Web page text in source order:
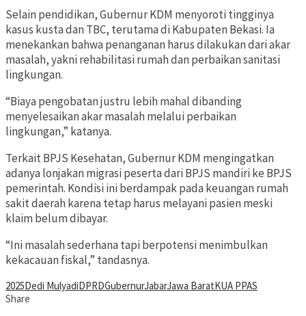
Selain pendidikan, Gubernur KDM menyoroti tingginya
kasus kusta dan TBC, terutama di Kabupaten Bekasi. Ia
menekankan bahwa penanganan harus dilakukan dari akar
masalah, yakni rehabilitasi rumah dan perbaikan sanitasi
lingkungan.
“Biaya pengobatan justru lebih mahal dibanding
menyelesaikan akar masalah melalui perbaikan
lingkungan,” katanya.
Terkait BPJS Kesehatan, Gubernur KDM mengingatkan
adanya lonjakan migrasi peserta dari BPJS mandiri ke BPJS
pemerintah. Kondisi ini berdampak pada keuangan rumah
sakit daerah karena tetap harus melayani pasien meski
klaim belum dibayar.
“Ini masalah sederhana tapi berpotensi menimbulkan
kekacauan fiskal,” tandasnya.
2025Dedi MulyadiDPRDGubernurJabarJawa BaratKUA PPAS
Share